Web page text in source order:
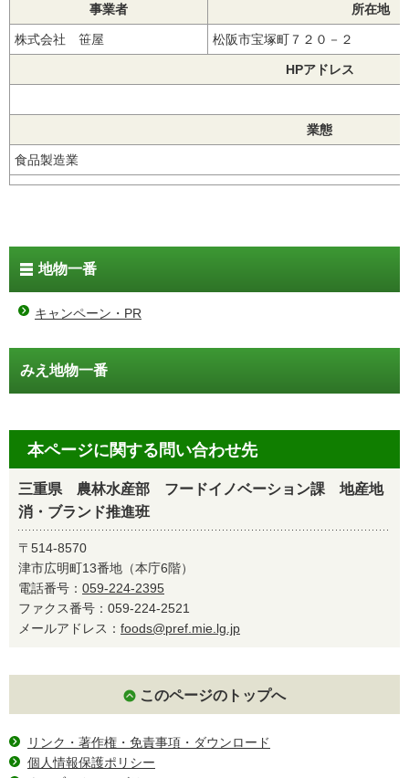
事業者 所在地
株式会社 笹屋 松阪市宝塚町７２０－２
HPアドレス
業態
食品製造業
地物一番
キャンペーン・PR
みえ地物一番
本ページに関する問い合わせ先
三重県 農林水産部 フードイノベーション課 地産地
消・ブランド推進班
〒514-8570
津市広明町13番地（本庁6階）
電話番号： 059-224-2395
ファクス番号：059-224-2521
メールアドレス： foods@pref.mie.lg.jp
このページのトップへ
リンク・著作権・免責事項・ダウンロード
個人情報保護ポリシー